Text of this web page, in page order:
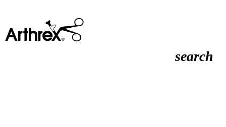
search